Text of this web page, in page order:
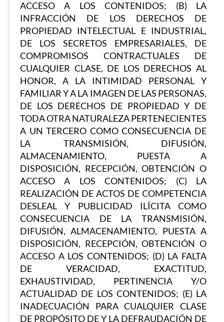
ACCESO A LOS CONTENIDOS; (B) LA
INFRACCIÓN DE LOS DERECHOS DE
PROPIEDAD INTELECTUAL E INDUSTRIAL,
DE LOS SECRETOS EMPRESARIALES, DE
COMPROMISOS CONTRACTUALES DE
CUALQUIER CLASE, DE LOS DERECHOS AL
HONOR, A LA INTIMIDAD PERSONAL Y
FAMILIAR Y A LA IMAGEN DE LAS PERSONAS,
DE LOS DERECHOS DE PROPIEDAD Y DE
TODA OTRA NATURALEZA PERTENECIENTES
A UN TERCERO COMO CONSECUENCIA DE
LA TRANSMISIÓN, DIFUSIÓN,
ALMACENAMIENTO, PUESTA A
DISPOSICIÓN, RECEPCIÓN, OBTENCIÓN O
ACCESO A LOS CONTENIDOS; (C) LA
REALIZACIÓN DE ACTOS DE COMPETENCIA
DESLEAL Y PUBLICIDAD ILÍCITA COMO
CONSECUENCIA DE LA TRANSMISIÓN,
DIFUSIÓN, ALMACENAMIENTO, PUESTA A
DISPOSICIÓN, RECEPCIÓN, OBTENCIÓN O
ACCESO A LOS CONTENIDOS; (D) LA FALTA
DE VERACIDAD, EXACTITUD,
EXHAUSTIVIDAD, PERTINENCIA Y/O
ACTUALIDAD DE LOS CONTENIDOS; (E) LA
INADECUACIÓN PARA CUALQUIER CLASE
DE PROPÓSITO DE Y LA DEFRAUDACIÓN DE